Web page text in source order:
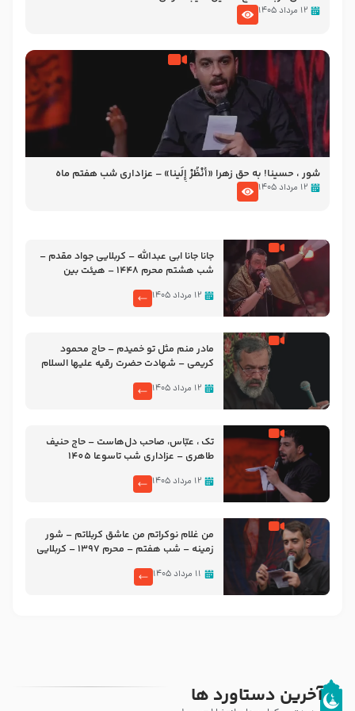
۱۲ مرداد ۱۴۰۵
شور ، حسینا! به‌ حق زهرا «أُنْظُرْ إِلَینا» – عزاداری شب هفتم ماه
محرّم 1405
۱۲ مرداد ۱۴۰۵
جانا جانا ابی عبدالله – کربلایی جواد مقدم –
شب هشتم محرم 1448 – هیئت بین
۱۲ مرداد ۱۴۰۵
مادر منم مثل تو خمیدم – حاج محمود
کریمی – شهادت حضرت رقیه علیها السلام
۱۲ مرداد ۱۴۰۵
تک ، عبّاس، صاحب دل‌هاست – حاج حنیف
طاهری – عزاداری شب تاسوعا 1405
۱۲ مرداد ۱۴۰۵
من غلام نوکراتم من عاشق کربلاتم – شور
زمینه – شب هفتم – محرم 1397 – کربلایی
۱۱ مرداد ۱۴۰۵
آخرین دستاورد ها